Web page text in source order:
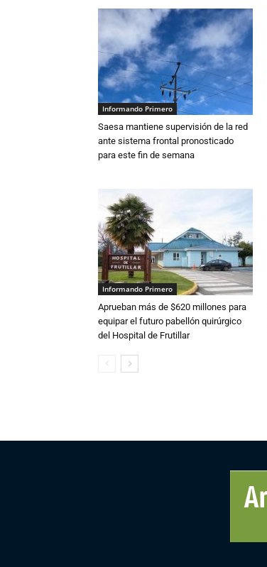
Informando Primero
Saesa mantiene supervisión de la red
ante sistema frontal pronosticado
para este fin de semana
Informando Primero
Aprueban más de $620 millones para
equipar el futuro pabellón quirúrgico
del Hospital de Frutillar